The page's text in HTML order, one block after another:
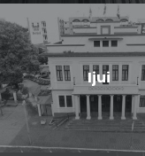
Ijui